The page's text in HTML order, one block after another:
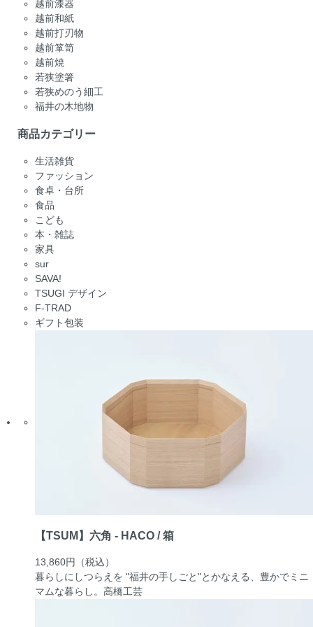
越前漆器
越前和紙
越前打刃物
越前箪笥
越前焼
若狭塗箸
若狭めのう細工
福井の木地物
商品カテゴリー
生活雑貨
ファッション
食卓・台所
食品
こども
本・雑誌
家具
sur
SAVA!
TSUGI デザイン
F-TRAD
ギフト包装
【TSUM】六角 - HACO / 箱
13,860円
（税込）
暮らしにしつらえを "福井の手しごと"とかなえる、豊かでミニ
マムな暮らし。 高橋工芸